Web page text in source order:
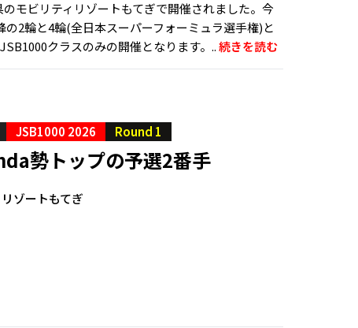
モビリティリゾートもてぎで開催されました。今
の2輪と4輪(全日本スーパーフォーミュラ選手権)と
クラスのみの開催となります。..続きを読む
JSB1000 2026 Round 1
勢トップの予選2番手
ゾートもてぎ